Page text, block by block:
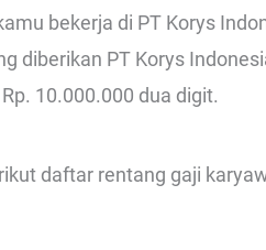
bekerja di PT Korys
diberikan PT Korys
10.000.000 dua digit.
daftar rentang gaji